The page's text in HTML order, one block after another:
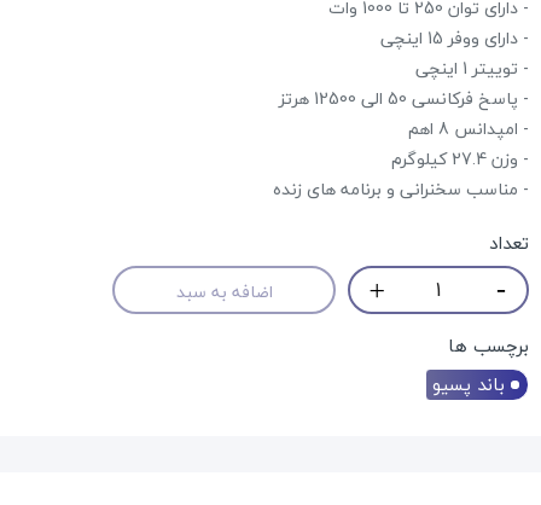
- دارای توان 250 تا 1000 وات
- دارای ووفر 15 اینچی
- توییتر 1 اینچی
- پاسخ فرکانسی 50 الی 12500 هرتز
- امپدانس 8 اهم
- وزن 27.4 کیلوگرم
- مناسب سخنرانی و برنامه های زنده
تعداد
اضافه به سبد
برچسب ها
باند پسیو